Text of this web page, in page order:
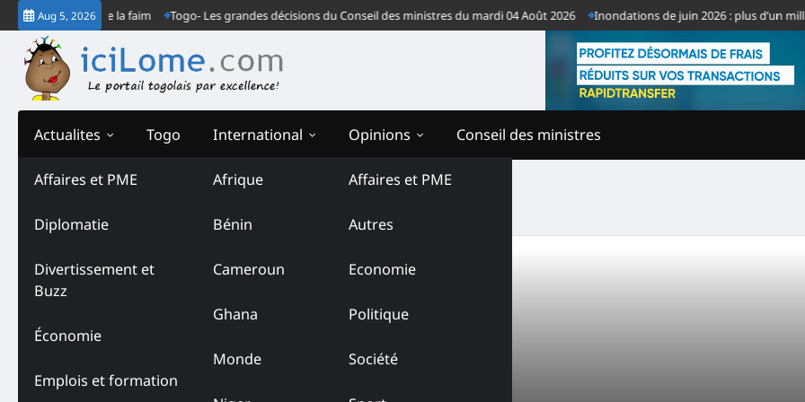
Skip
to
content
Aug 5, 2026
de grève de la faim Togo- Les grandes décisions du Conseil des ministres du mardi 04 Août 2026 Inondations de juin 2026 : plus d’un
Actualites
Affaires et PME
Diplomatie
Divertissement et
Buzz
Économie
Emplois et formation
Togo International
Afrique
Bénin
Cameroun
Ghana
Monde
Opinions
Affaires et PME
Autres
Economie
Politique
Société
Conseil des ministres
Tag:Chaîne de l’Espoir